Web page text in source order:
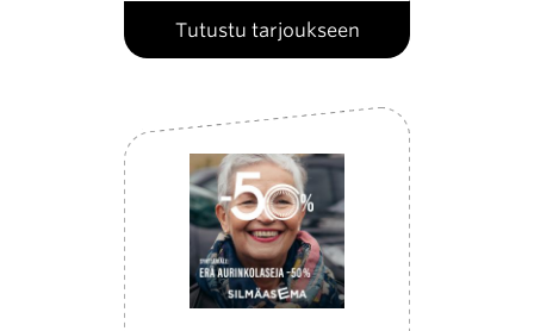
Tutustu tarjoukseen